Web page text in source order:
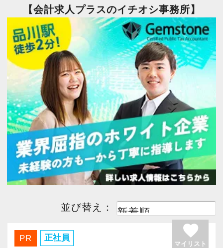
マイリスト
お問い合わせ
今すぐ会員登録
PC版サイトを見る
採用ご担当者様
正社員(3) パート・アルバイト(1)
契約社員(2)
【会計求人プラスのイチオシ事務所】
並び替え：
PR 正社員 favorite
マイリスト